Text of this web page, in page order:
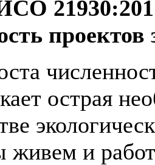
острая
живем и